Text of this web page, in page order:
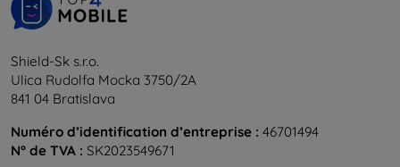
Shield-Sk s.r.o.
Ulica Rudolfa Mocka 3750/2A
841 04 Bratislava
Numéro d’identification d’entreprise : 46701494
N° de TVA : SK2023549671